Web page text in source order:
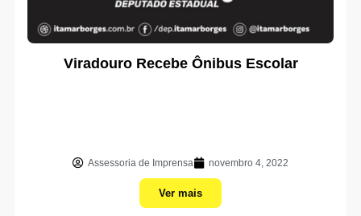
Viradouro Recebe Ônibus Escolar
Assessoria de Imprensa novembro 4, 2022
Ver mais